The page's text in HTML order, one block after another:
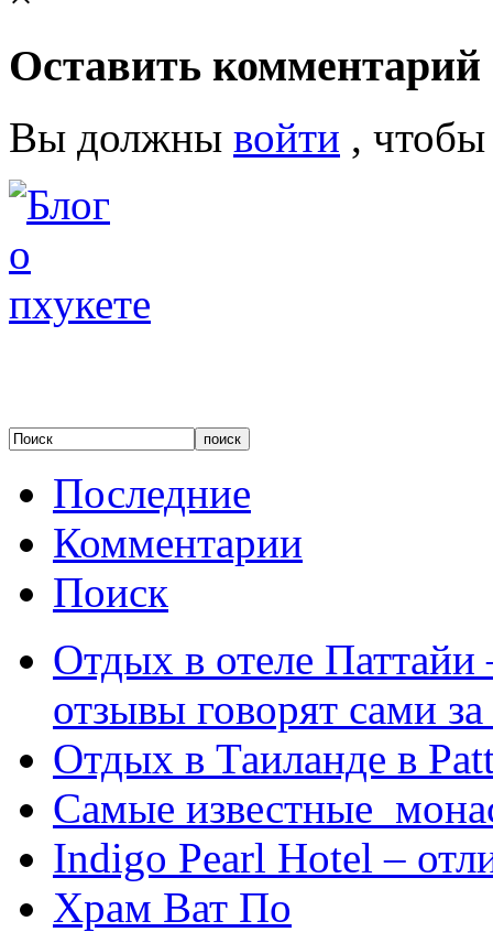
Оставить комментарий
Вы должны войти ,
Последние
Комментарии
Поиск
Отдых в отеле
отзывы говорят сами за
Отдых в Таиланде в
Самые известные
Indigo Pearl Hotel –
Храм Ват По